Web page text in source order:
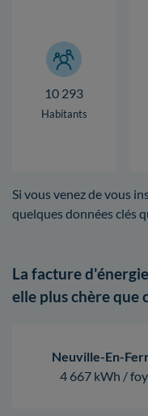
10 293
Habitants
Si vous venez de vous
quelques données clés
La facture
elle plus chère que
Neuville-En-
4 667 kWh /